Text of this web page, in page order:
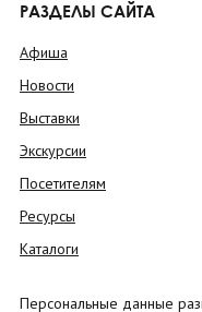
РАЗДЕЛЫ САЙТА
Афиша
Новости
Выставки
Экскурсии
Посетителям
Ресурсы
Каталоги
Персональные данные